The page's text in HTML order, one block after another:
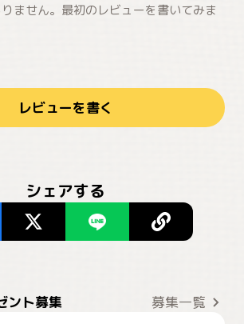
ません。最初のレビューを書いてみま
レビューを書く
シェアする
ント募集 募集一覧